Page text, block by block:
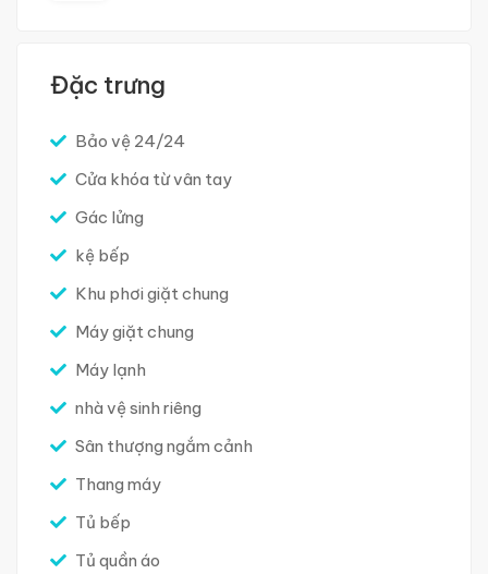
Đặc trưng
Bảo vệ 24/24
Cửa khóa từ vân tay
Gác lửng
kệ bếp
Khu phơi giặt chung
Máy giặt chung
Máy lạnh
nhà vệ sinh riêng
Sân thượng ngắm cảnh
Thang máy
Tủ bếp
Tủ quần áo